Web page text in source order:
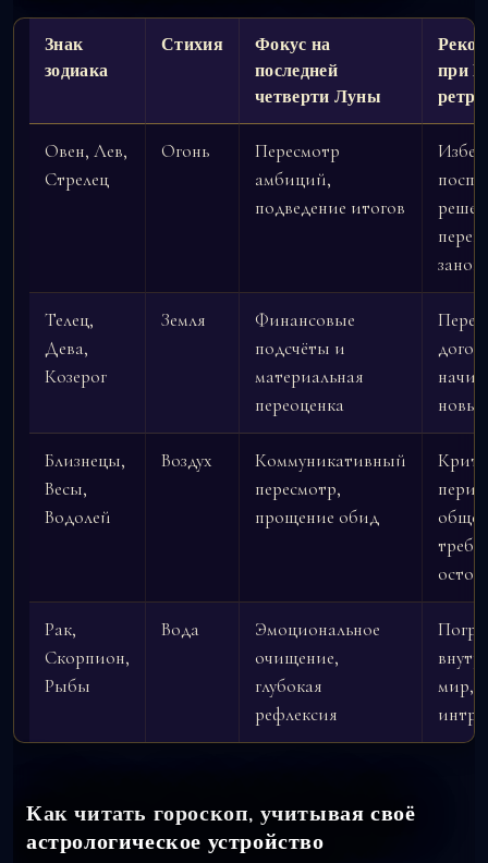
Знак
зодиака
Стихия
Фокус на
последней
четверти Луны
при
Овен, Лев,
Стрелец
Огонь
Пересмотр
амбиций,
подведение итогов
Телец,
Дева,
Козерог
Земля
Финансовые
подсчёты и
материальная
переоценка
Близнецы,
Весы,
Водолей
Воздух
Коммуникативный
пересмотр,
прощение обид
Рак,
Скорпион,
Рыбы
Вода
Эмоциональное
очищение,
глубокая
рефлексия
мир,
Как читать гороскоп, учитывая своё
астрологическое устройство